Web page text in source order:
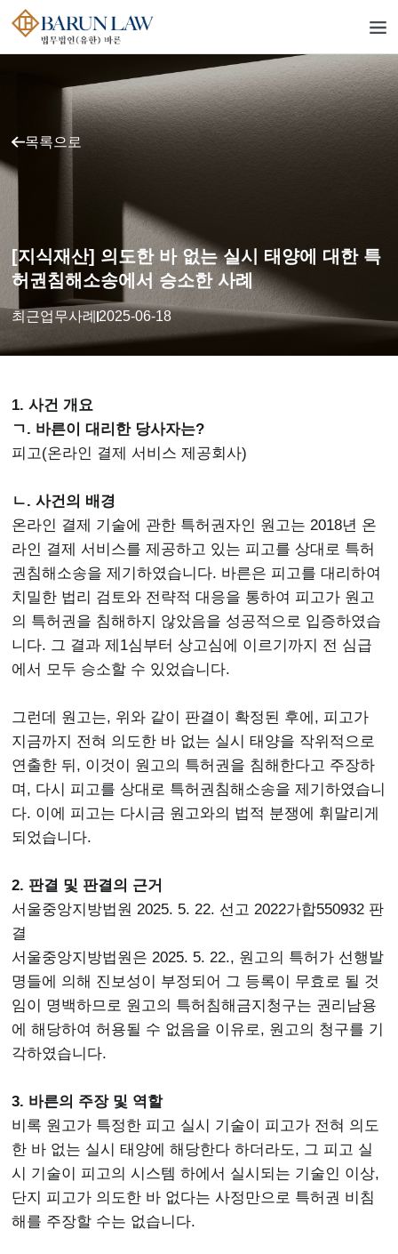
목록으로
[지식재산] 의도한 바 없는 실시 태양에 대한 특
허권침해소송에서 승소한 사례
최근업무사례 2025-06-18
1. 사건 개요
ㄱ. 바른이 대리한 당사자는?
피고(온라인 결제 서비스 제공회사)
ㄴ. 사건의 배경
온라인 결제 기술에 관한 특허권자인 원고는 2018년 온
라인 결제 서비스를 제공하고 있는 피고를 상대로 특허
권침해소송을 제기하였습니다. 바른은 피고를 대리하여
치밀한 법리 검토와 전략적 대응을 통하여 피고가 원고
의 특허권을 침해하지 않았음을 성공적으로 입증하였습
니다. 그 결과 제1심부터 상고심에 이르기까지 전 심급
에서 모두 승소할 수 있었습니다.
그런데 원고는, 위와 같이 판결이 확정된 후에, 피고가
지금까지 전혀 의도한 바 없는 실시 태양을 작위적으로
연출한 뒤, 이것이 원고의 특허권을 침해한다고 주장하
며, 다시 피고를 상대로 특허권침해소송을 제기하였습니
다. 이에 피고는 다시금 원고와의 법적 분쟁에 휘말리게
되었습니다.
2. 판결 및 판결의 근거
서울중앙지방법원 2025. 5. 22. 선고 2022가합550932 판
결
서울중앙지방법원은 2025. 5. 22., 원고의 특허가 선행발
명들에 의해 진보성이 부정되어 그 등록이 무효로 될 것
임이 명백하므로 원고의 특허침해금지청구는 권리남용
에 해당하여 허용될 수 없음을 이유로, 원고의 청구를 기
각하였습니다.
3. 바른의 주장 및 역할
비록 원고가 특정한 피고 실시 기술이 피고가 전혀 의도
한 바 없는 실시 태양에 해당한다 하더라도, 그 피고 실
시 기술이 피고의 시스템 하에서 실시되는 기술인 이상,
단지 피고가 의도한 바 없다는 사정만으로 특허권 비침
해를 주장할 수는 없습니다.